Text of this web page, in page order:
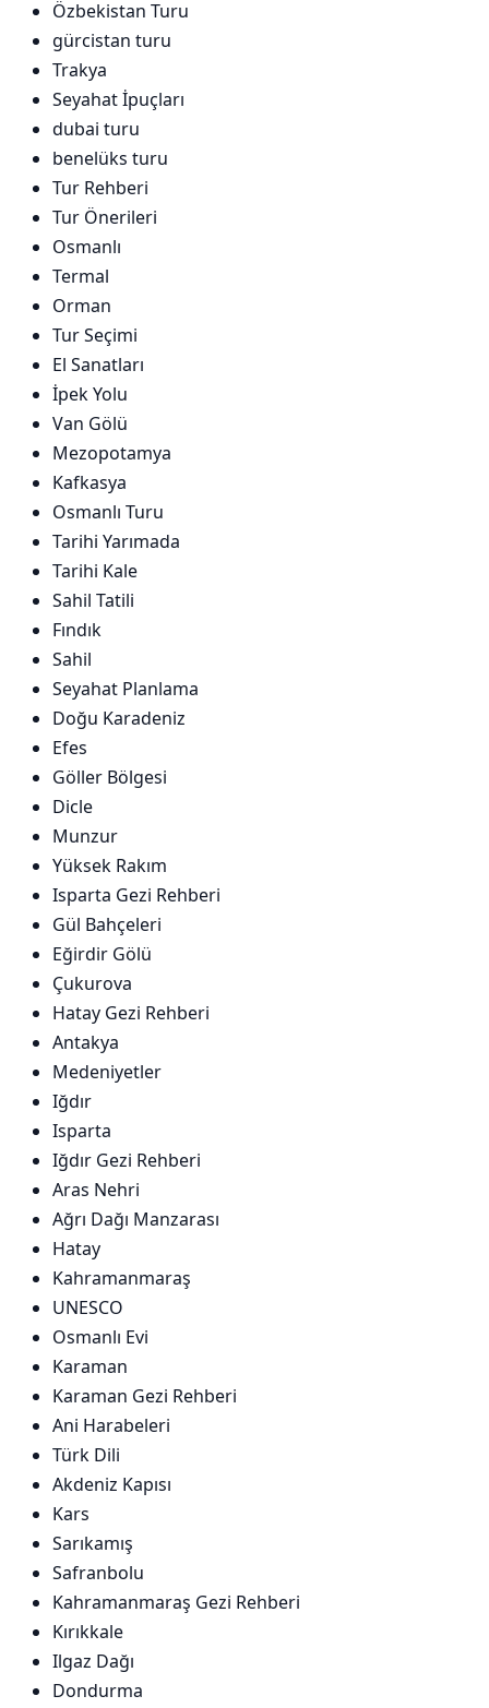
Özbekistan Turu
gürcistan turu
Trakya
Seyahat İpuçları
dubai turu
benelüks turu
Tur Rehberi
Tur Önerileri
Osmanlı
Termal
Orman
Tur Seçimi
El Sanatları
İpek Yolu
Van Gölü
Mezopotamya
Kafkasya
Osmanlı Turu
Tarihi Yarımada
Tarihi Kale
Sahil Tatili
Fındık
Sahil
Seyahat Planlama
Doğu Karadeniz
Efes
Göller Bölgesi
Dicle
Munzur
Yüksek Rakım
Isparta Gezi Rehberi
Gül Bahçeleri
Eğirdir Gölü
Çukurova
Hatay Gezi Rehberi
Antakya
Medeniyetler
Iğdır
Isparta
Iğdır Gezi Rehberi
Aras Nehri
Ağrı Dağı Manzarası
Hatay
Kahramanmaraş
UNESCO
Osmanlı Evi
Karaman
Karaman Gezi Rehberi
Ani Harabeleri
Türk Dili
Akdeniz Kapısı
Kars
Sarıkamış
Safranbolu
Kahramanmaraş Gezi Rehberi
Kırıkkale
Ilgaz Dağı
Dondurma